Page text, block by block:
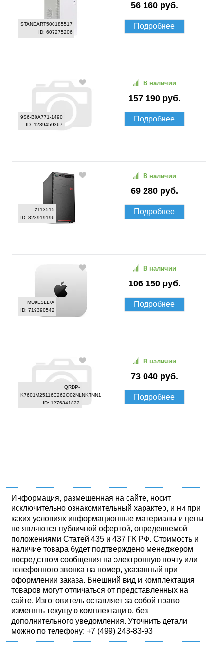
STANDART500185517
ID: 607275206
56 160 руб.
Подробнее
9S6-B0A771-1490
ID: 1239459367
157 190 руб.
В наличии
Подробнее
2113515
ID: 828919196
69 280 руб.
В наличии
Подробнее
MU9E3LL/A
ID: 719390542
106 150 руб.
В наличии
Подробнее
QRDP-
K7601M25116C262O02NLNKTNN1
ID: 1276341833
73 040 руб.
В наличии
Подробнее
Информация, размещенная на сайте, носит
исключительно ознакомительный характер, и ни при
каких условиях информационные материалы и цены
не являются публичной офертой, определяемой
положениями Статей 435 и 437 ГК РФ. Стоимость и
наличие товара будет подтверждено менеджером
посредством сообщения на электронную почту или
телефонного звонка на номер, указанный при
оформлении заказа. Внешний вид и комплектация
товаров могут отличаться от представленных на
сайте. Изготовитель оставляет за собой право
изменять текущую комплектацию, без
дополнительного уведомления. Уточнить детали
можно по телефону: +7 (499) 243-83-93